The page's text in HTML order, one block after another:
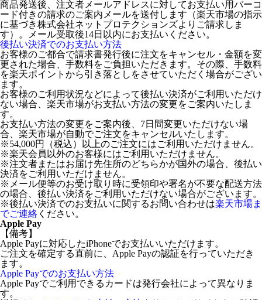
商品発送後、注文者メールアドレスに対してお支払い用バーコ
ード付きの請求のご案内メールを送付します（楽天市場の指示
に基づき株式会社ネットプロテクションズよりご請求しま
す）。メール受取後14日以内にお支払いください。
後払い決済でのお支払い方法
お客様のご都合で請求書発行後に注文をキャンセル・金額を変
更された場合、手数料をご負担いただきます。その際、手数料
を楽天ポイントから引き落としをさせていただく場合がござい
ます。
お客様のご利用状況などによって後払い決済がご利用いただけ
ない場合、楽天市場がお支払い方法の変更をご案内いたしま
す。
お支払い方法の変更をご案内後、7日間変更いただけない場
合、楽天市場が自動でご注文をキャンセルいたします。
※54,000円（税込）以上のご注文にはご利用いただけません。
※楽天会員以外のお客様にはご利用いただけません。
※注文者またはお届け先住所のどちらかが国外の場合、後払い
決済をご利用いただけません。
※メール便等のお受け取り時に受領印や署名が不要な配送方法
の場合、後払い決済をご利用いただけない場合がございます。
※後払い決済でのお支払いに関するお問い合わせは楽天市場ま
でご連絡 ください。
Apple Pay
【備考】
Apple Payに対応したiPhoneでお支払いいただけます。
ご注文を確定する直前に、Apple Payの認証を行っていただき
ます。
Apple Payでのお支払い方法
Apple Payでご利用できるカードは発行会社によって異なりま
す。